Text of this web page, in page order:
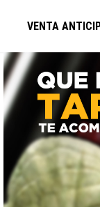
VENTA